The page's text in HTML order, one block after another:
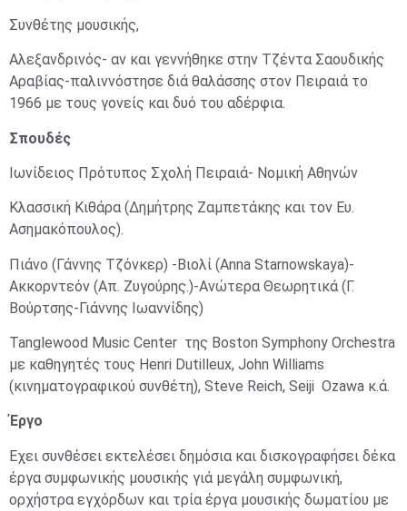
Συνθέτης μουσικής,
Αλεξανδρινός- αν και γεννήθηκε στην Τζέντα Σαουδικής
Αραβίας-παλιννόστησε διά θαλάσσης στον Πειραιά το
1966 με τους γονείς και δυό του αδέρφια.
Σπουδές
Ιωνίδειος Πρότυπος Σχολή Πειραιά- Νομική Αθηνών
Κλασσική Kιθάρα (Δημήτρης Ζαμπετάκης και τον Ευ.
Ασημακόπουλος).
Πιάνο (Γάννης Τζόνκερ) -Βιολί (Anna Starnowskaya)-
Aκκορντεόν (Απ. Ζυγούρης.)-Ανώτερα Θεωρητικά (Γ.
Βούρτσης-Γιάννης Ιωαννίδης)
Tanglewood Music Center της Boston Symphony Orchestra
με καθηγητές τους Henri Dutilleux, John Williams
(κινηματογραφικού συνθέτη), Steve Reich, Seiji Ozawa κ.ά.
Έργο
Εχει συνθέσει εκτελέσει δημόσια και δισκογραφήσει δέκα
έργα συμφωνικής μουσικής γιά μεγάλη συμφωνική,
ορχήστρα εγχόρδων και τρία έργα μουσικής δωματίου με